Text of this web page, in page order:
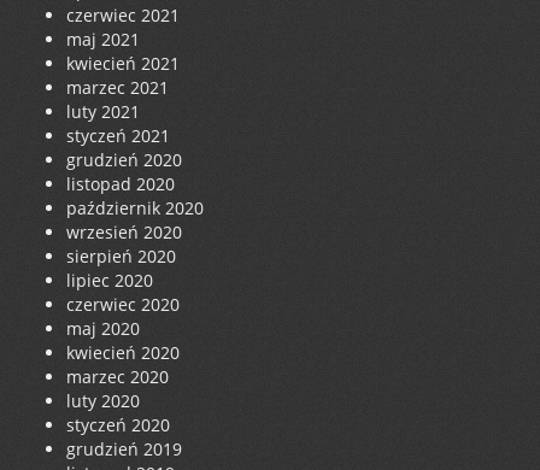
czerwiec 2021
maj 2021
kwiecień 2021
marzec 2021
luty 2021
styczeń 2021
grudzień 2020
listopad 2020
październik 2020
wrzesień 2020
sierpień 2020
lipiec 2020
czerwiec 2020
maj 2020
kwiecień 2020
marzec 2020
luty 2020
styczeń 2020
grudzień 2019